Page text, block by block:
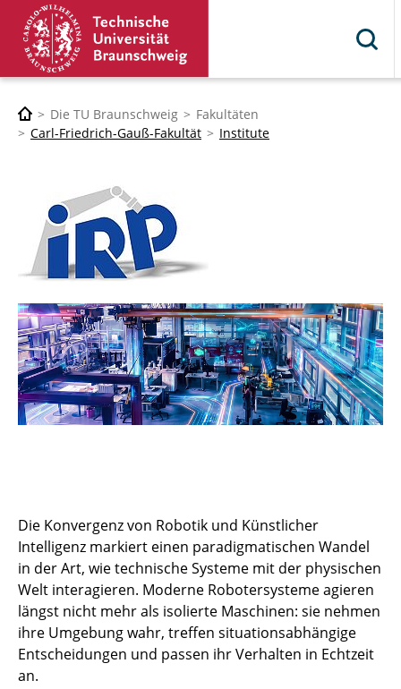
Die TU Braunschweig
Fakultäten
Carl-Friedrich-Gauß-Fakultät
Institute
Die Konvergenz von Robotik und Künstlicher
Intelligenz markiert einen paradigmatischen Wandel
in der Art, wie technische Systeme mit der physischen
Welt interagieren. Moderne Robotersysteme agieren
längst nicht mehr als isolierte Maschinen: sie nehmen
ihre Umgebung wahr, treffen situationsabhängige
Entscheidungen und passen ihr Verhalten in Echtzeit
an.